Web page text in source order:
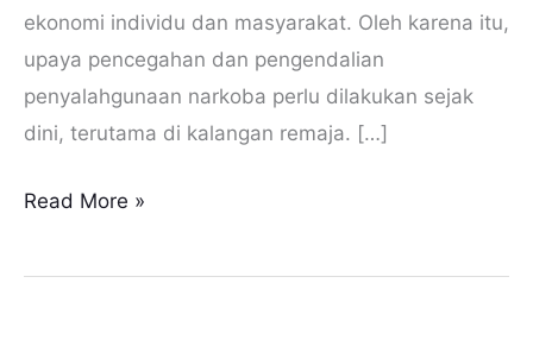
ekonomi individu dan masyarakat. Oleh karena itu,
upaya pencegahan dan pengendalian
penyalahgunaan narkoba perlu dilakukan sejak
dini, terutama di kalangan remaja. […]
Read More »